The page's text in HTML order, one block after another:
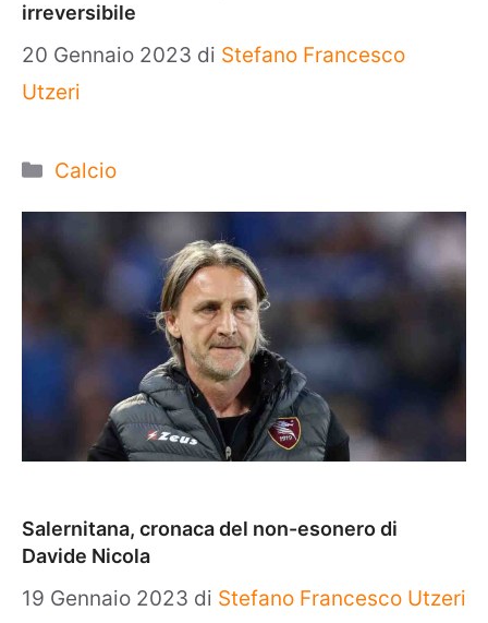
irreversibile
20 Gennaio 2023 di Stefano Francesco
Utzeri
Categorie
Calcio
Salernitana, cronaca del non-esonero di
Davide Nicola
19 Gennaio 2023 di Stefano Francesco Utzeri